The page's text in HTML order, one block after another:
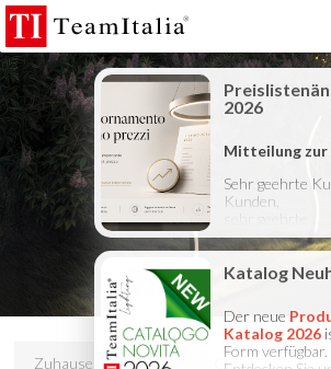
R
Preisliste – Juli 2026(513K) Katalog Neuheiten
CATALOGUE 2025(12M) TECHNICAL
COMPANY PROFILE ITA (3M) COMPANY
PROFILE DE(3M) StarTeam 1 (Einführung) (16M)
(Produkt) (15M) ★Touch-Dim and
Zuhause Produkte Curve